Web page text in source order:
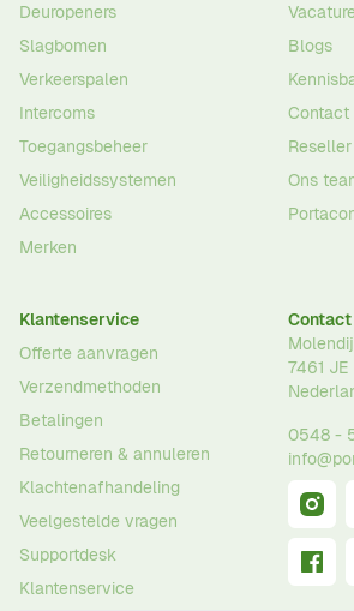
Deuropeners
Slagbomen
Verkeerspalen
Intercoms
Toegangsbeheer
Veiligheidssystemen
Accessoires
Merken
Blogs
Contact
Ons
Klantenservice
Offerte aanvragen
Verzendmethoden
Betalingen
Retourneren & annuleren
Klachtenafhandeling
Veelgestelde vragen
Supportdesk
Klantenservice
Contact
7461 JE
0548 -